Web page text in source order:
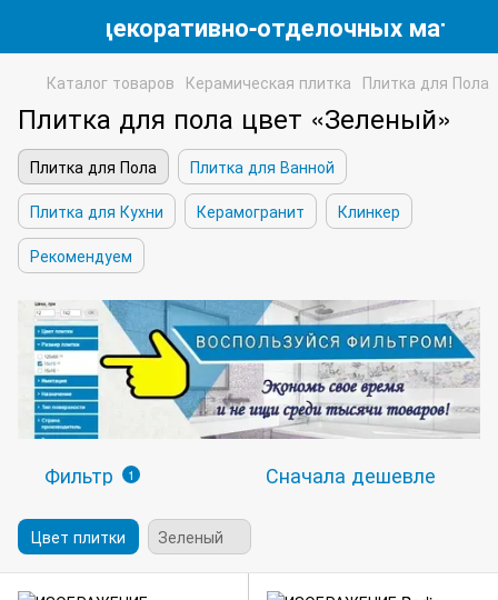
декоративно-отделочных
Каталог товаров Керамическая плитка Плитка для Пола
Плитка для пола цвет «Зеленый»
Плитка для Пола
Плитка для Ванной
Плитка для Кухни
Керамогранит
Клинкер
Рекомендуем
Фильтр 1 Сначала дешевле
Цвет плитки Зеленый